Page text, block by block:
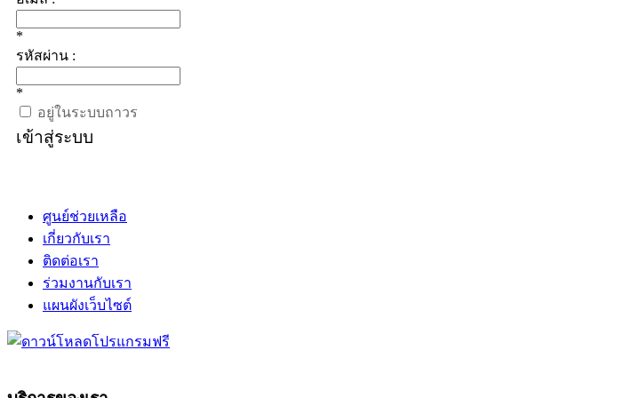
*
รหัสผ่าน :
*
อยู่ในระบบถาวร
เข้าสู่ระบบ
ศูนย์ช่วยเหลือ
เกี่ยวกับเรา
ติดต่อเรา
ร่วมงานกับเรา
แผนผังเว็บไซต์